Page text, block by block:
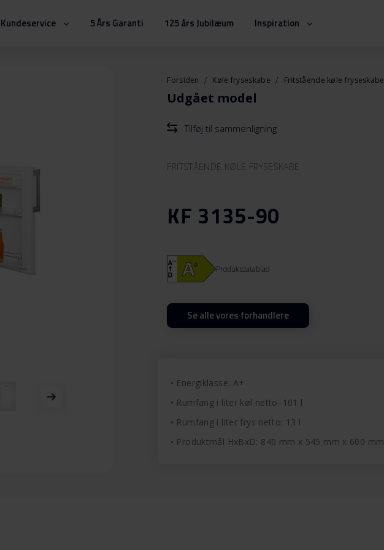
Kundeservice 5 Års Garanti 125 års Jubilæum Inspiration
Forsiden Køle fryseskabe Fritstående køle fryseskabe
Udgået model
Tilføj til sammenligning
FRITSTÅENDE KØLE FRYSESKABE
KF 3135-90
Produktdatablad
Se alle vores forhandlere
Energiklasse: A+
Rumfang i liter køl netto: 101 l
Rumfang i liter frys netto: 13 l
Produktmål HxBxD: 840 mm x 545 mm x 600 mm